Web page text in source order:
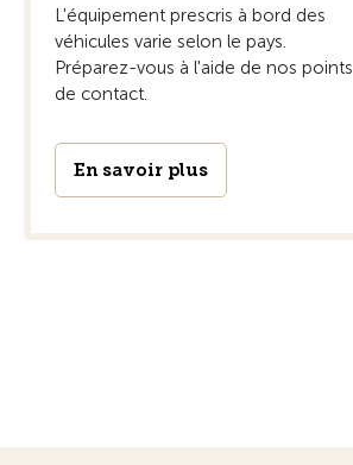
L'équipement prescris à bord des
véhicules varie selon le pays.
Préparez-vous à l'aide de nos points
de contact.
En savoir plus